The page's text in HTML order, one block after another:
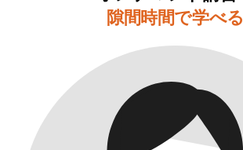
隙間時間で学べる